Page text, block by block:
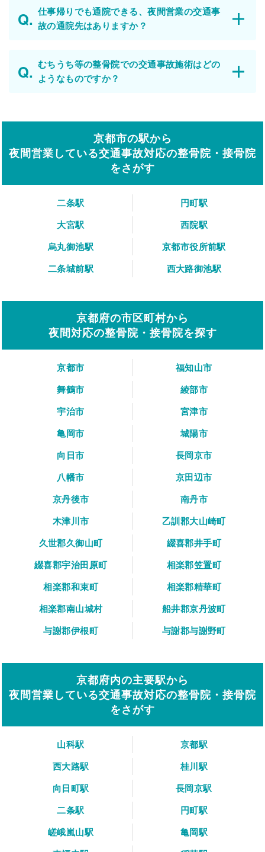
仕事帰りでも通院できる、夜間営業の交通事
故の通院先はありますか？
むちうち等の整骨院での交通事故施術はどの
ようなものですか？
京都市の駅から
夜間営業している交通事故対応の整骨院・接骨院
をさがす
二条駅
円町駅
大宮駅
西院駅
烏丸御池駅
京都市役所前駅
二条城前駅
西大路御池駅
京都府の市区町村から
夜間対応の整骨院・接骨院を探す
京都市
福知山市
舞鶴市
綾部市
宇治市
宮津市
亀岡市
城陽市
向日市
長岡京市
八幡市
京田辺市
京丹後市
南丹市
木津川市
乙訓郡大山崎町
久世郡久御山町
綴喜郡井手町
綴喜郡宇治田原町
相楽郡笠置町
相楽郡和束町
相楽郡精華町
相楽郡南山城村
船井郡京丹波町
与謝郡伊根町
与謝郡与謝野町
京都府内の主要駅から
夜間営業している交通事故対応の整骨院・接骨院
をさがす
山科駅
京都駅
西大路駅
桂川駅
向日町駅
長岡京駅
二条駅
円町駅
嵯峨嵐山駅
亀岡駅